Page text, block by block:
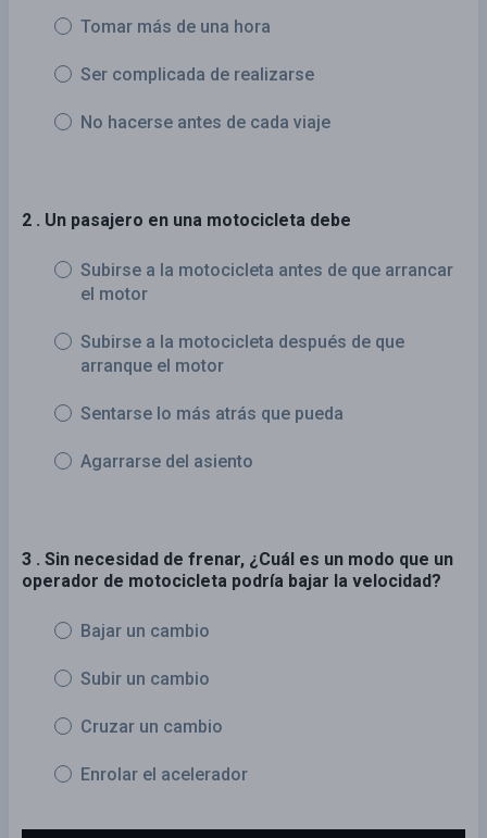
Tomar más de una hora
Ser complicada de realizarse
No hacerse antes de cada viaje
2 . Un pasajero en una motocicleta debe
Subirse a la motocicleta antes de que arrancar
el motor
Subirse a la motocicleta después de que
arranque el motor
Sentarse lo más atrás que pueda
Agarrarse del asiento
3 . Sin necesidad de frenar, ¿Cuál es un modo que un
operador de motocicleta podría bajar la velocidad?
Bajar un cambio
Subir un cambio
Cruzar un cambio
Enrolar el acelerador